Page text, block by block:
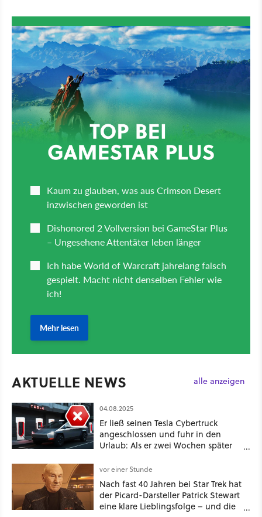
AKTUELLE NEWS alle anzeigen
04.08.2025
Er ließ seinen Tesla Cybertruck
angeschlossen und fuhr in den
Urlaub: Als er zwei Wochen später
mehr an
vor einer Stunde
Nach fast 40 Jahren bei Star Trek hat
der Picard-Darsteller Patrick Stewart
eine klare Lieblingsfolge – und die